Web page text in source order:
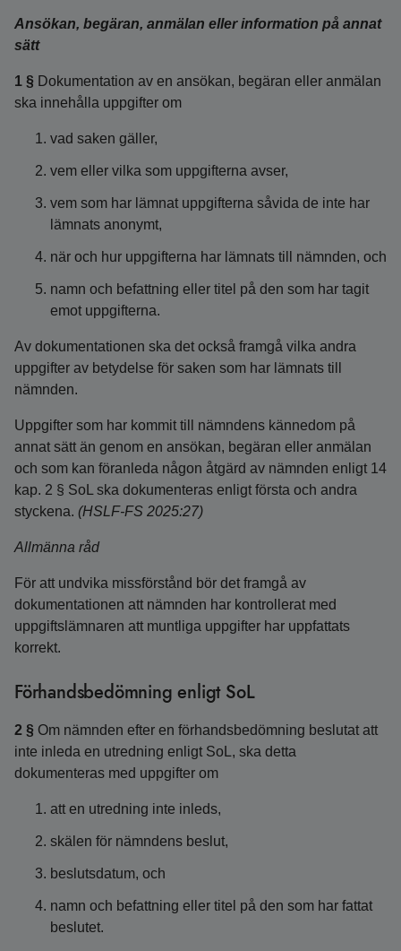
Ansökan, begäran, anmälan eller information på annat
sätt
1 § Dokumentation av en ansökan, begäran eller anmälan
ska innehålla uppgifter om
vad saken gäller,
vem eller vilka som uppgifterna avser,
vem som har lämnat uppgifterna såvida de inte har
lämnats anonymt,
när och hur uppgifterna har lämnats till nämnden, och
namn och befattning eller titel på den som har tagit
emot uppgifterna.
Av dokumentationen ska det också framgå vilka andra
uppgifter av betydelse för saken som har lämnats till
nämnden.
Uppgifter som har kommit till nämndens kännedom på
annat sätt än genom en ansökan, begäran eller anmälan
och som kan föranleda någon åtgärd av nämnden enligt 14
kap. 2 § SoL ska dokumenteras enligt första och andra
styckena. (HSLF-FS 2025:27)
Allmänna råd
För att undvika missförstånd bör det framgå av
dokumentationen att nämnden har kontrollerat med
uppgiftslämnaren att muntliga uppgifter har uppfattats
korrekt.
Förhandsbedömning enligt SoL
2 § Om nämnden efter en förhandsbedömning beslutat att
inte inleda en utredning enligt SoL, ska detta
dokumenteras med uppgifter om
att en utredning inte inleds,
skälen för nämndens beslut,
beslutsdatum, och
namn och befattning eller titel på den som har fattat
beslutet.